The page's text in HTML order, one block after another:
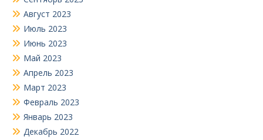
Август 2023
Июль 2023
Июнь 2023
Май 2023
Апрель 2023
Март 2023
Февраль 2023
Январь 2023
Декабрь 2022